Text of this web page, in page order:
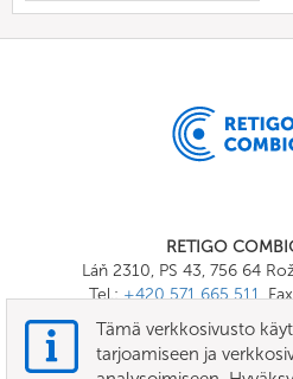
RETIGO
Láň 2310, PS 43, 756 64
Tel.:+420 571 665 511,
E-mail:
Tämä verkkosivusto
tarjoamiseen ja